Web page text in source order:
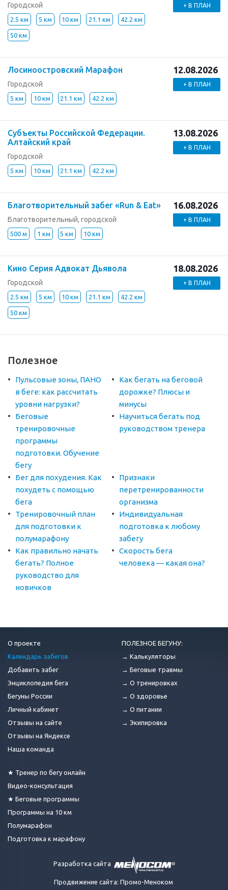
Городской
2.5 км 5 км 10 км 21.1 км 42.2 км
50 км
+ В ПЛАН
Лосиноостровский Марафон
Городской
5 км 10 км 21.1 км 42.2 км
12.08.2026
+ В ПЛАН
Субъекты Российской Федерации.
Алтайский край
Городской
5 км 10 км 21.1 км 42.2 км
13.08.2026
+ В ПЛАН
Благотворительный забег «Run & Eat»
Благотворительный, городской
500 м 1 км 5 км 10 км
16.08.2026
+ В ПЛАН
Кино Серия Адвокат Дьявола
Городской
2.5 км 5 км 10 км 21.1 км 42.2 км
50 км
18.08.2026
+ В ПЛАН
Полезное
Пульсовые зоны, ПАНО
в беге: как рассчитать
уровни нагрузки?
Как бегать на беговой
дорожке? Плюсы и
минусы
Беговые
тренировочные
программы
подготовки. Обучение
бегу
Научиться бегать под
руководством тренера
Бег для похудения. Как
похудеть с помощью
бега
Признаки
перетренированности
организма
Тренировочный план
для подготовки к
полумарафону
Индивидуальная
подготовка к любому
забегу
Как правильно начать
бегать? Полное
руководство для
новичков
Скорость бега
человека — какая она?
О проекте
Календарь забегов
Добавить забег
Энциклопедия бега
Бегуны России
Личный кабинет
Отзывы на сайте
Отзывы на Яндексе
Наша команда
★ Тренер по бегу онлайн
Видео-консультация
★ Беговые программы
Программы на 10 км
Полумарафон
Подготовка к марафону
ПОЛЕЗНОЕ БЕГУНУ:
→ Калькуляторы
→ Беговые травмы
→ О тренировках
→ О здоровье
→ О питании
→ Экипировка
Разработка сайта
Продвижение сайта: Промо-Меноком